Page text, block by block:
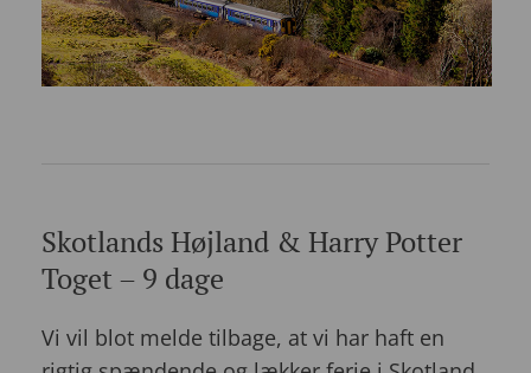
Skotlands Højland & Harry Potter
Toget – 9 dage
Vi vil blot melde tilbage, at vi har haft en